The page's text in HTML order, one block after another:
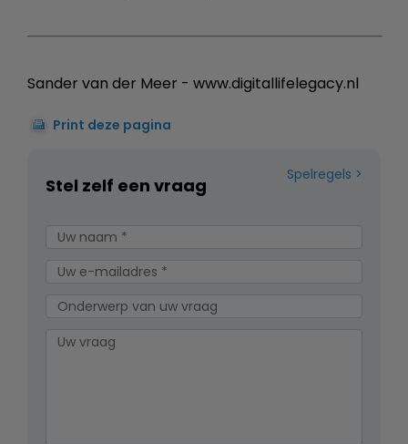
Sander van der Meer - www.digitallifelegacy.nl
Print deze pagina
Spelregels
Stel zelf een vraag